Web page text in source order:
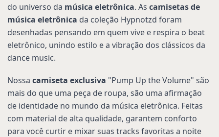
do universo da música eletrônica. As camisetas de
música eletrônica da coleção Hypnotzd foram
desenhadas pensando em quem vive e respira o beat
eletrônico, unindo estilo e a vibração dos clássicos da
dance music.
Nossa camiseta exclusiva "Pump Up the Volume" são
mais do que uma peça de roupa, são uma afirmação
de identidade no mundo da música eletrônica. Feitas
com material de alta qualidade, garantem conforto
para você curtir e mixar suas tracks favoritas a noite